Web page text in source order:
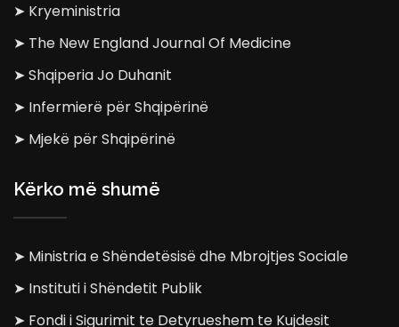
➤ Kryeministria
➤ The New England Journal Of Medicine
➤ Shqiperia Jo Duhanit
➤ Infermierë për Shqipërinë
➤ Mjekë për Shqipërinë
Kërko më shumë
➤ Ministria e Shëndetësisë dhe Mbrojtjes Sociale
➤ Instituti i Shëndetit Publik
➤ Fondi i Sigurimit te Detyrueshem te Kujdesit